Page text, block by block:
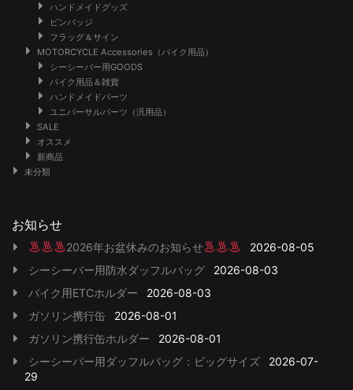
ハンドメイドグッズ
ピンバッジ
フラッグ＆サイン
MOTORCYCLE Accessories（バイク用品）
シーシーバー用GOODS
バイク用品＆雑貨
ハンドメイドパーツ
ユニバーサルパーツ（汎用品）
SALE
オススメ
新商品
未分類
お知らせ
2026年お盆休みのお知らせ
2026-08-05
シーシーバー用防水ダッフルバッグ
2026-08-03
バイク用ETCホルダー
2026-08-03
ガソリン携行缶
2026-08-01
ガソリン携行缶ホルダー
2026-08-01
シーシーバー用ダッフルバッグ：ビッグサイズ
2026-07-
29